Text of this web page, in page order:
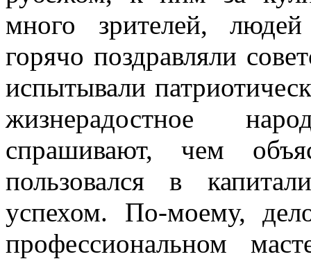
много зрителей,
горячо поздравляли
испытывали
жизнерадостное
спрашивают, чем
пользовался в
успехом. По-моему,
профессиональном